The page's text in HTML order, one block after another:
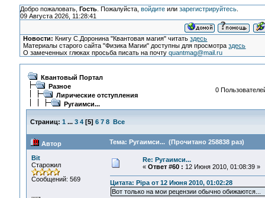
Добро пожаловать, Гость. Пожалуйста, войдитеили зарегистрируйтесь.
09 Августа 2026, 11:28:41
Новости: Книгу С.Доронина "Квантовая магия" читатьздесь
Материалы старого сайта "Физика Магии" доступны для просмотраздесь
О замеченных глюках просьба писать на почтуquantmag@mail.ru
Квантовый Портал
Разное
Лирические отступления
Ругаимси...
0
Страниц: 1 ... 3 4[5] 6 7 8 Все
Автор Тема: Ругаимси... (Прочитано 258838 раз)
Bit
Старожил
Сообщений: 569
Re: Ругаимси...
« Ответ #60 : 12 Июня 2010, 01:08:39 »
Цитата: Pipa от 12 Июня 2010, 01:02:28
Вот только на мои рецензии обычно обижаются...